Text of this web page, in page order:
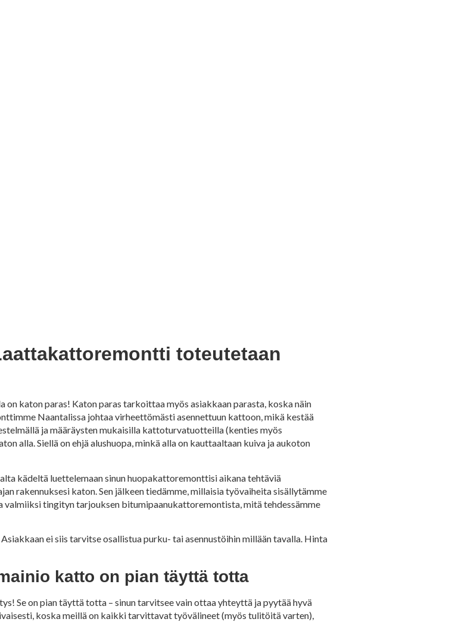
toteutetaan
katon paras! Katon paras tarkoittaa myös asiakkaan parasta, koska näin
Naantalissa johtaa virheettömästi asennettuun kattoon, mikä kestää
ja määräysten mukaisilla kattoturvatuotteilla (kenties myös
alla. Siellä on ehjä alushuopa, minkä alla on kauttaaltaan kuiva ja aukoton
kädeltä luettelemaan sinun huopakattoremonttisi aikana tehtäviä
rakennuksesi katon. Sen jälkeen tiedämme, millaisia työvaiheita sisällytämme
tingityn tarjouksen bitumipaanukattoremontista, mitä tehdessämme
ei siis tarvitse osallistua purku- tai asennustöihin millään tavalla. Hinta
katto on pian täyttä totta
Se on pian täyttä totta – sinun tarvitsee vain ottaa yhteyttä ja pyytää hyvä
koska meillä on kaikki tarvittavat työvälineet (myös tulitöitä varten),